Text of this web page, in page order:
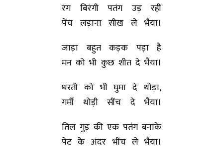
रंग बिरंगी पतंग उड़ रहीं
पेंच लड़ाना सीख ले भैया।
जाड़ा बहुत कड़क पड़ा है
मन को भी कुछ शीत दे भैया।
धरती को भी घुमा दे थोड़ा,
गर्मी थोड़ी सींच दे भैया।
तिल गुड़ की एक पतंग बनाके
पेट के अंदर भींच ले भैया।